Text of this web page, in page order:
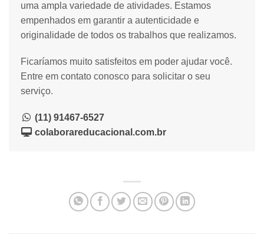
uma ampla variedade de atividades. Estamos
empenhados em garantir a autenticidade e
originalidade de todos os trabalhos que realizamos.
Ficaríamos muito satisfeitos em poder ajudar você.
Entre em contato conosco para solicitar o seu
serviço.
(11) 91467-6527
colaborareducacional.com.br